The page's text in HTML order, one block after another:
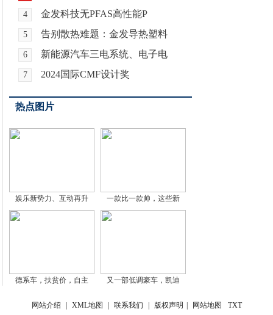
4 金发科技无PFAS高性能P
5 告别散热难题：金发导热塑料
6 新能源汽车三电系统、电子电
7 2024国际CMF设计奖
热点图片
娱乐新势力、互动再升 一款比一款帅，这些新
德系车，扶贫价，自主 又一部低调豪车，凯迪
网站介绍 XML地图 联系我们 版权声明 网站地图
TXT